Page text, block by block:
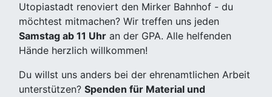
Utopiastadt renoviert den Mirker Bahnhof - du
möchtest mitmachen? Wir treffen uns jeden
Samstag ab 11 Uhr an der GPA. Alle helfenden
Hände herzlich willkommen!
Du willst uns anders bei der ehrenamtlichen Arbeit
unterstützen? Spenden für Material und